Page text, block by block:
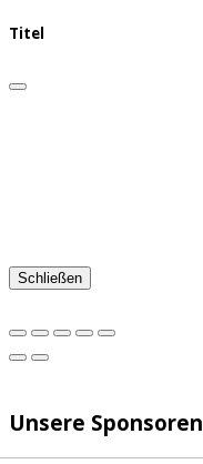
Titel
Schließen
Unsere Sponsoren